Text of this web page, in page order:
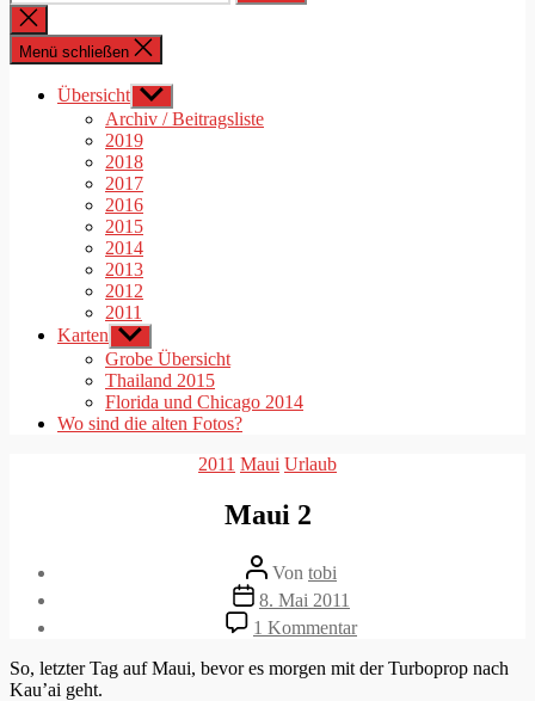
nach:
Suche
schließen
Menü schließen
Übersicht Untermenü
anzeigen
Archiv / Beitragsliste
2019
2018
2017
2016
2015
2014
2013
2012
2011
Karten Untermenü
anzeigen
Grobe Übersicht
Thailand 2015
Florida und Chicago 2014
Wo sind die alten Fotos?
Kategorien
2011 Maui Urlaub
Maui 2
Beitragsautor
Von tobi
Veröffentlichungsdatum
8. Mai 2011
1 Kommentarzu
Maui
2
So, letzter Tag auf Maui, bevor es morgen mit der Turboprop nach
Kau’ai geht.